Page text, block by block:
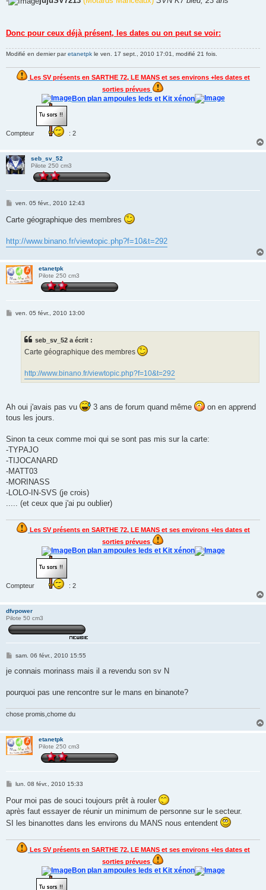
Donc pour ceux déjà présent, les dates ou on peut se voir:
Modifié en dernier paretanetpk le ven. 17 sept., 2010 17:01, modifié 21 fois.
Les SV présents en SARTHE 72, LE MANS et ses environs +les dates et
sorties prévues
Bon plan ampoules leds et Kit xénon
Compteur : 2
seb_sv_52
Pilote 250 cm3
M
s
s
g
e
ven. 05 févr., 2010 12:43
Carte géographique des membres
http://www.binano.fr/viewtopic.php?f=10&t=292
etanetpk
Pilote 250 cm3
Mven. 05 févr., 2010 13:00
seb_sv_52 a écrit :
Carte géographique des membres
http://www.binano.fr/viewtopic.php?f=10&t=292
Ah oui j'avais pas vu 3 ans de forum quand même
on en apprend
tous les jours.
Sinon ta ceux comme moi qui se sont pas mis sur la carte:
-TYPAJO
-TIJOCANARD
-MATT03
-MORINASS
-LOLO-IN-SVS (je crois)
..... (et ceux que j'ai pu oublier)
Les SV présents en SARTHE 72, LE MANS et ses environs +les dates et
sorties prévues
Bon plan ampoules leds et Kit xénon
Compteur : 2
dfvpower
Pilote 50 cm3
M
s
g
sam. 06 févr., 2010 15:55
je connais morinass mais il a revendu son sv N
pourquoi pas une rencontre sur le mans en binanote?
chose promis,chome du
etanetpk
Pilote 250 cm3
M
s
s
a
g
e
lun. 08 févr., 2010 15:33
Pour moi pas de souci toujours prêt à rouler
après faut essayer de réunir un minimum de personne sur le secteur.
SI les binanottes dans les environs du MANS nous entendent
Les SV présents en SARTHE 72, LE MANS et ses environs +les dates et
sorties prévues
Bon plan ampoules leds et Kit xénon